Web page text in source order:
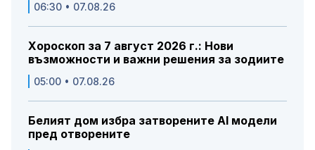
06:30 • 07.08.26
Хороскоп за 7 август 2026 г.: Нови
възможности и важни решения за зодиите
05:00 • 07.08.26
Белият дом избра затворените AI модели
пред отворените